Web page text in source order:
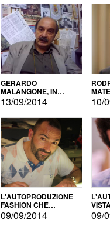
GERARDO
MALANGONE, IN
GIURIA PER IL
CONCORSO
LETTERARIO
13/09/2014 10/
L'AUTOPRODUZIONE
FASHION CHE
CONQUISTA GLI USA
09/09/2014 09/